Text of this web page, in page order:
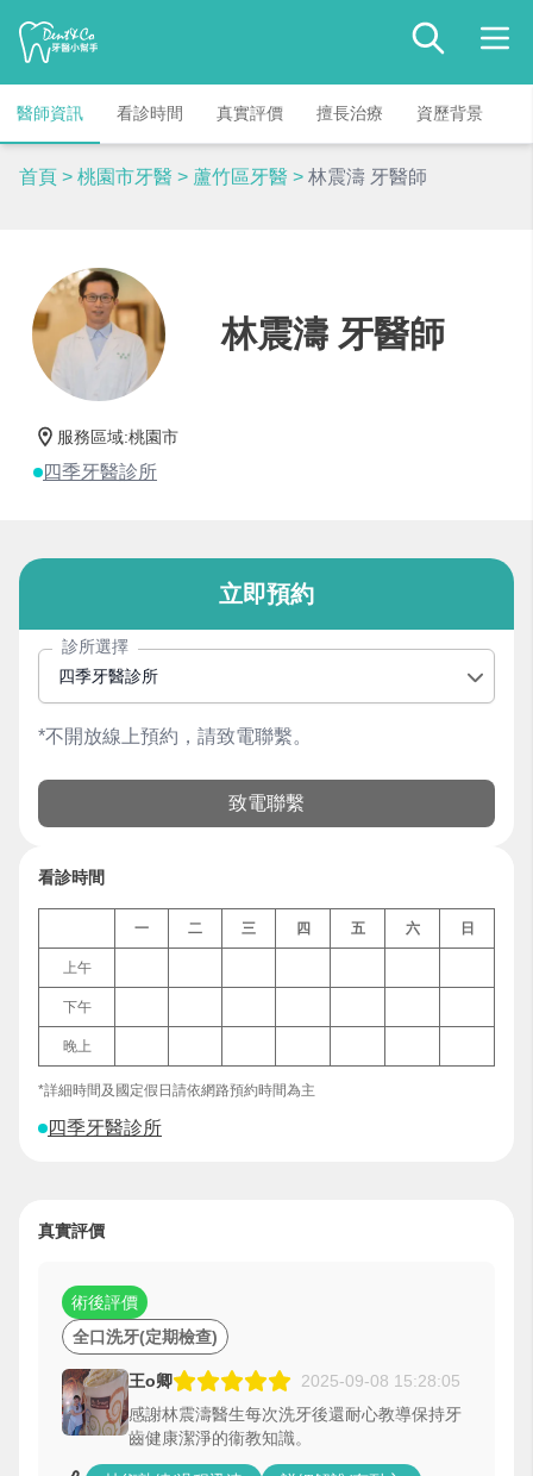
醫師資訊 看診時間 真實評價 擅長治療 資歷背景
首頁 > 桃園市牙醫 > 蘆竹區牙醫 > 林震濤 牙醫師
林震濤 牙醫師
服務區域:桃園市
四季牙醫診所
看診時間
一 二 三 四 五 六 日
上午
下午
晚上
*詳細時間及國定假日請依網路預約時間為主
四季牙醫診所
立即預約
診所選擇
四季牙醫診所
*不開放線上預約，請致電聯繫。
致電聯繫
真實評價
全口洗牙(定期檢查)
術後評價
王o卿
2025-09-08 15:28:05
感謝林震濤醫生每次洗牙後還耐心教導保持牙
齒健康潔淨的衞教知識。